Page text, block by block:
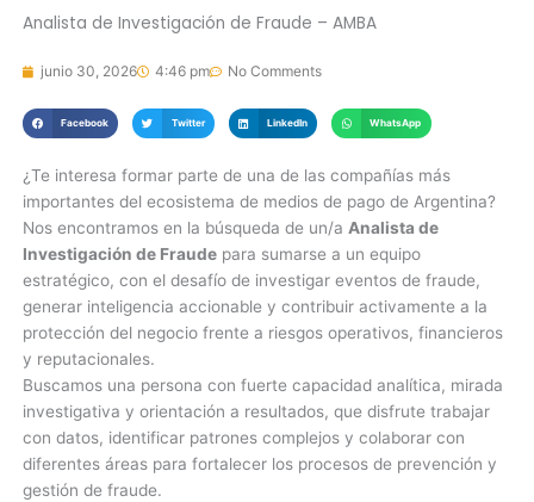
Analista de Investigación de Fraude – AMBA
junio 30, 2026 4:46 pm No Comments
Facebook Twitter LinkedIn WhatsApp
¿Te interesa formar parte de una de las compañías más
importantes del ecosistema de medios de pago de Argentina?
Nos encontramos en la búsqueda de un/a Analista de
Investigación de Fraude para sumarse a un equipo
estratégico, con el desafío de investigar eventos de fraude,
generar inteligencia accionable y contribuir activamente a la
protección del negocio frente a riesgos operativos, financieros
y reputacionales.
Buscamos una persona con fuerte capacidad analítica, mirada
investigativa y orientación a resultados, que disfrute trabajar
con datos, identificar patrones complejos y colaborar con
diferentes áreas para fortalecer los procesos de prevención y
gestión de fraude.